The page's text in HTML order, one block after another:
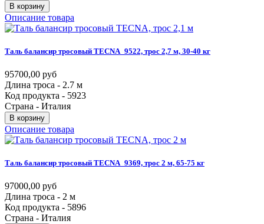
В корзину
Описание товара
Таль балансир тросовый TECNA_9522, трос 2,7 м, 30-40 кг
95700,00 руб
Длина троса - 2.7 м
Код продукта - 5923
Страна - Италия
В корзину
Описание товара
Таль балансир тросовый TECNA_9369, трос 2 м, 65-75 кг
97000,00 руб
Длина троса - 2 м
Код продукта - 5896
Страна - Италия